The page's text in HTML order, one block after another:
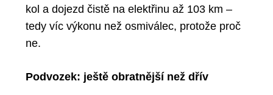
kol a dojezd čistě na elektřinu až 103 km –
tedy víc výkonu než osmiválec, protože proč
ne.
Podvozek: ještě obratnější než dřív